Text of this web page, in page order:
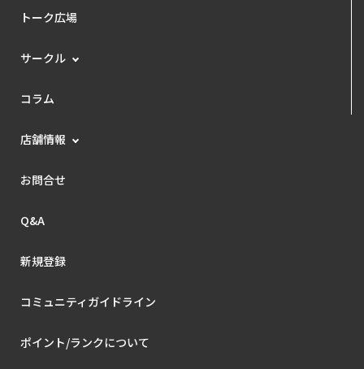
トーク広場
サークル
コラム
店舗情報
お問合せ
Q&A
新規登録
コミュニティガイドライン
ポイント/ランクについて